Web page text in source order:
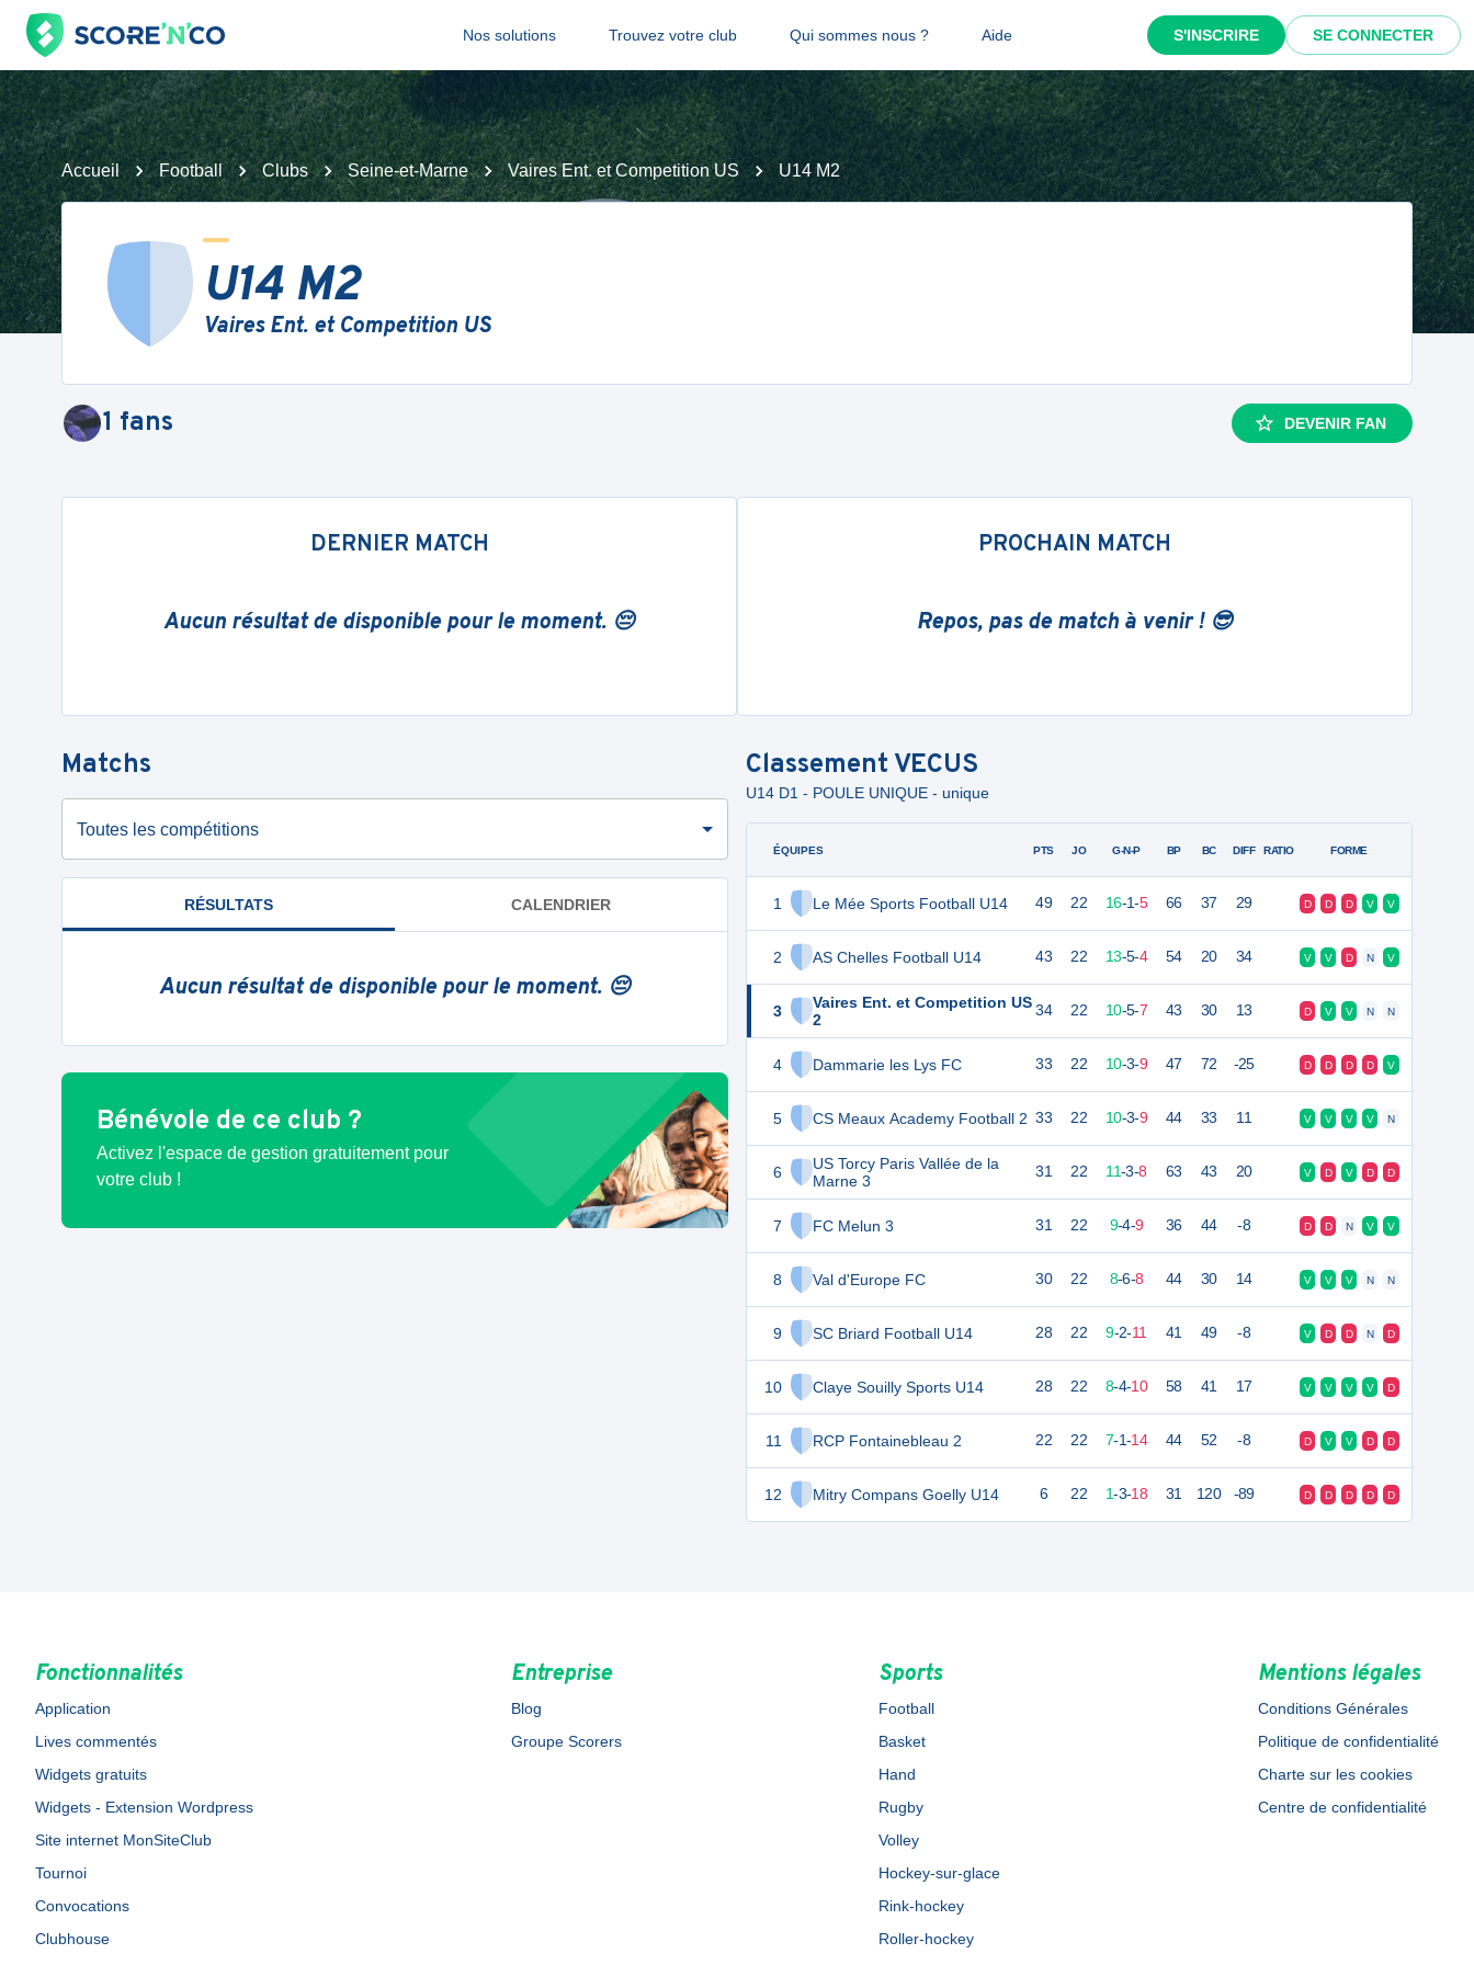
Nos solutions Trouvez votre club Qui sommes nous ? Aide S'INSCRIRE SE CONNECTER
Accueil Football Clubs Seine-et-Marne Vaires Ent. et Competition US U14 M2
U14 M2
Vaires Ent. et Competition US
1 fans DEVENIR FAN
DERNIER MATCH
Aucun résultat de disponible pour le moment. 😔
PROCHAIN MATCH
Repos, pas de match à venir ! 😎
Matchs
Toutes les compétitions
RÉSULTATS CALENDRIER
Aucun résultat de disponible pour le moment. 😔
Bénévole de ce club ?
Activez l'espace de gestion gratuitement pour
votre club !
Classement VECUS
U14 D1 - POULE UNIQUE - unique
ÉQUIPES
1 Le Mée Sports Football U14
2 AS Chelles Football U14
3
Vaires Ent. et Competition US
2
4 Dammarie les Lys FC
5 CS Meaux Academy Football 2
6
US Torcy Paris Vallée de la
Marne 3
7 FC Melun 3
8 Val d'Europe FC
9 SC Briard Football U14
10 Claye Souilly Sports U14
11 RCP Fontainebleau 2
12 Mitry Compans Goelly U14
PTS JO G-N-P BP BC DIFF RATIO FORME
49 22 16-1-5 66 37 29 D D D V V
43 22 13-5-4 54 20 34 V V D N V
34 22 10-5-7 43 30 13 D V V N N
33 22 10-3-9 47 72 -25 D D D D V
33 22 10-3-9 44 33 11 V V V V N
31 22 11-3-8 63 43 20 V D V D D
31 22 9-4-9 36 44 -8 D D N V V
30 22 8-6-8 44 30 14 V V V N N
28 22 9-2-11 41 49 -8 V D D N D
28 22 8-4-10 58 41 17 V V V V D
22 22 7-1-14 44 52 -8 D V V D D
6 22 1-3-18 31 120 -89 D D D D D
Fonctionnalités
Application
Lives commentés
Widgets gratuits
Widgets - Extension Wordpress
Site internet MonSiteClub
Tournoi
Convocations
Clubhouse
Entreprise
Blog
Groupe Scorers
Sports
Football
Basket
Hand
Rugby
Volley
Hockey-sur-glace
Rink-hockey
Roller-hockey
Mentions légales
Conditions Générales
Politique de confidentialité
Charte sur les cookies
Centre de confidentialité